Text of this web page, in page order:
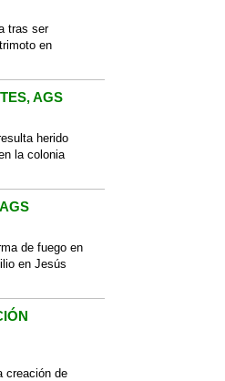
tras ser
en
AGS
herido
la colonia
de fuego en
en Jesús
creación de